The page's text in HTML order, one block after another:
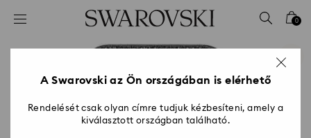
Hozzáférési-kulcs lista
2 - Lábléc
0
A Swarovski az Ön országában is elérhető
Rendelését csak olyan címre tudjuk kézbesíteni, amely a
kiválasztott országban található.